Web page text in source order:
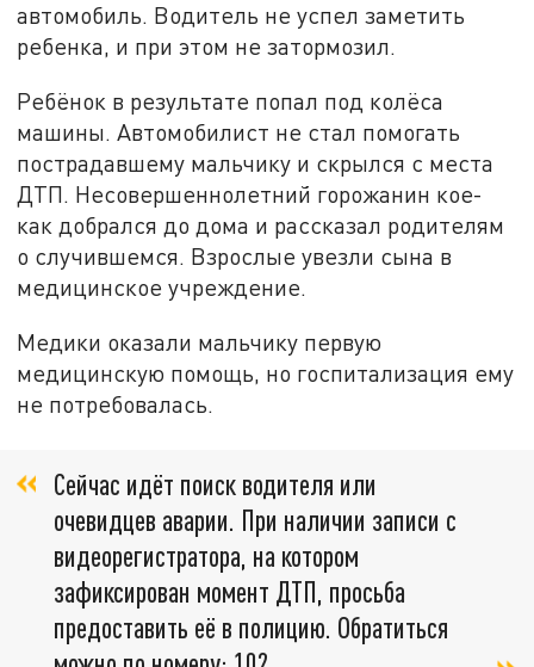
автомобиль. Водитель не успел заметить
ребенка, и при этом не затормозил.
Ребёнок в результате попал под колёса
машины. Автомобилист не стал помогать
пострадавшему мальчику и скрылся с места
ДТП. Несовершеннолетний горожанин кое-
как добрался до дома и рассказал родителям
о случившемся. Взрослые увезли сына в
медицинское учреждение.
Медики оказали мальчику первую
медицинскую помощь, но госпитализация ему
не потребовалась.
Сейчас идёт поиск водителя или
очевидцев аварии. При наличии записи с
видеорегистратора, на котором
зафиксирован момент ДТП, просьба
предоставить её в полицию. Обратиться